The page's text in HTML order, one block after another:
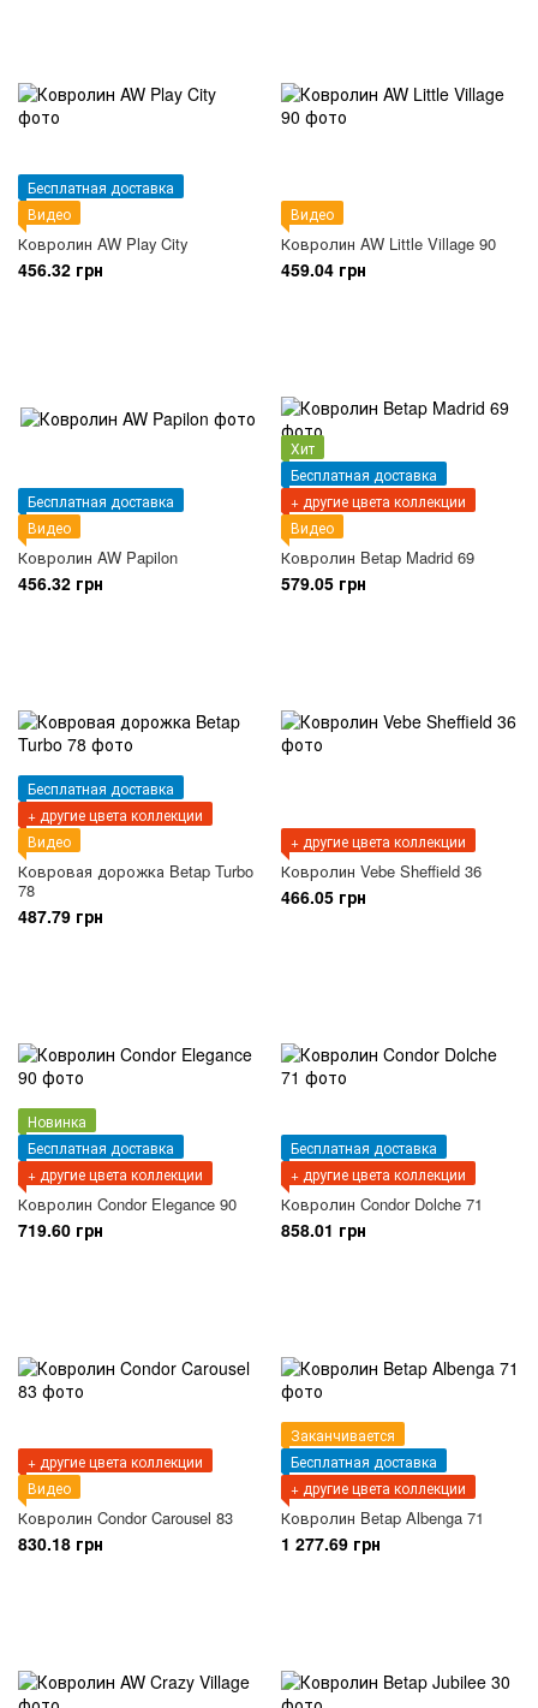
Бесплатная доставка
Видео
Ковролин AW Play City
456.32 грн
Видео
Ковролин AW Little Village 90
459.04 грн
Бесплатная доставка
Видео
Ковролин AW Papilon
456.32 грн
Хит
Бесплатная доставка
+ другие цвета коллекции
Видео
Ковролин Betap Madrid 69
579.05 грн
Бесплатная доставка
+ другие цвета коллекции
Видео
Ковровая дорожка Betap Turbo
78
487.79 грн
+ другие цвета коллекции
Ковролин Vebe Sheffield 36
466.05 грн
Новинка
Бесплатная доставка
+ другие цвета коллекции
Ковролин Condor Elegance 90
719.60 грн
Бесплатная доставка
+ другие цвета коллекции
Ковролин Condor Dolche 71
858.01 грн
+ другие цвета коллекции
Видео
Ковролин Condor Carousel 83
830.18 грн
Заканчивается
Бесплатная доставка
+ другие цвета коллекции
Ковролин Betap Albenga 71
1 277.69 грн